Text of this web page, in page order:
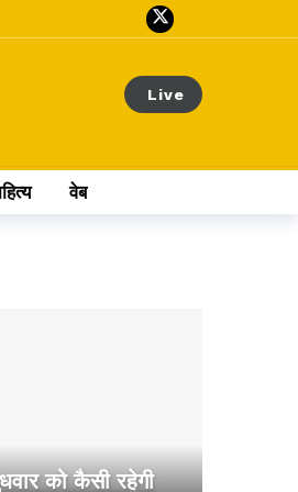
Live
वेब स्टोरी
को कैसी रहेगी